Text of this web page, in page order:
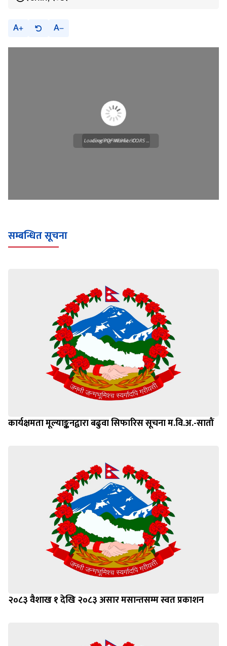
A A
Loading WEBGL 3D ...
Loading PDF Worker CORS ...
सम्बन्धित सूचना
कार्यक्षमता मूल्याङ्कनद्वारा बढुवा सिफारिस सूचना म.वि.अ.-सातौं
२०८३ वैशाख १ देखि २०८३ असार मसान्तसम्म स्वत प्रकाशन